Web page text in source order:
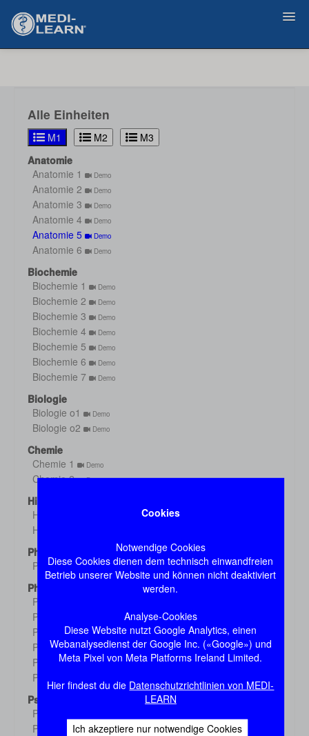
Cookies
Notwendige Cookies
Diese Cookies dienen dem technisch einwandfreien
Betrieb unserer Website und können nicht deaktiviert
werden.
Analyse-Cookies
Diese Website nutzt Google Analytics, einen
Webanalysedienst der Google Inc. («Google») und
Meta Pixel von Meta Platforms Ireland Limited.
Hier findest du die Datenschutzrichtlinien von MEDI-
LEARN
Ich akzeptiere nur notwendige Cookies
Alle Einheiten
M1 M2
M3
Anatomie
Anatomie 1
Demo
Anatomie 2 Demo
Anatomie 3 Demo
Anatomie 4 Demo
Anatomie 5 Demo
Anatomie 6 Demo
Biochemie
Biochemie 1
Demo
Biochemie 2 Demo
Biochemie 3 Demo
Biochemie 4 Demo
Biochemie 5 Demo
Biochemie 6 Demo
Biochemie 7 Demo
Biologie
Biologie o1
Demo
Biologie o2 Demo
Chemie
Chemie 1
Demo
Chemie 2 Demo
Histologie
Histologie s1
Histologie s2
Physik
Physik
Demo
Physiologie
Physiologie 1
Physiologie 2
Physiologie 3 Demo
Physiologie 4 Demo
Physiologie 5 Demo
Physiologie 6
Psychologie
Psychologie 1
Psychologie 2 Demo